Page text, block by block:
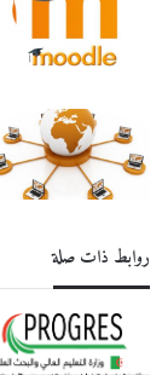
روابط ذات صلة